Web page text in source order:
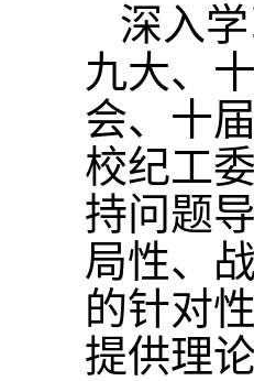
深入
九大、
会、十
校纪工
持问题
局性、
的针对
提供理